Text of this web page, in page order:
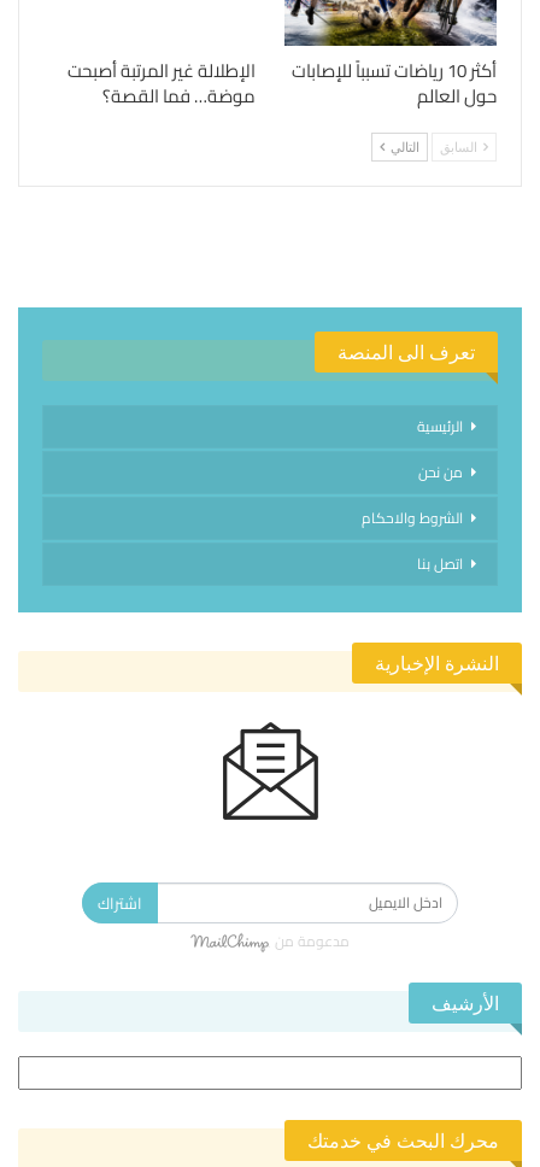
أكثر 10 رياضات تسبباً للإصابات
حول العالم
الإطلالة غير المرتبة أصبحت
موضة… فما القصة؟
السابق التالي
تعرف الى المنصة
الرئيسية
من نحن
الشروط والاحكام
اتصل بنا
النشرة الإخبارية
اشتراك
مدعومة من
الأرشيف
محرك البحث في خدمتك